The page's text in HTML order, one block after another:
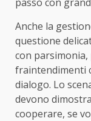
Anche la
questione
con
fraintendimenti
dialogo. Lo
devono
cooperare, se